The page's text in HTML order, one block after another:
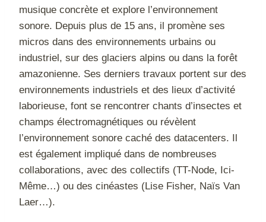
musique concrète et explore l’environnement
sonore. Depuis plus de 15 ans, il promène ses
micros dans des environnements urbains ou
industriel, sur des glaciers alpins ou dans la forêt
amazonienne. Ses derniers travaux portent sur des
environnements industriels et des lieux d’activité
laborieuse, font se rencontrer chants d’insectes et
champs électromagnétiques ou révèlent
l’environnement sonore caché des datacenters. Il
est également impliqué dans de nombreuses
collaborations, avec des collectifs (TT-Node, Ici-
Même…) ou des cinéastes (Lise Fisher, Naïs Van
Laer…).